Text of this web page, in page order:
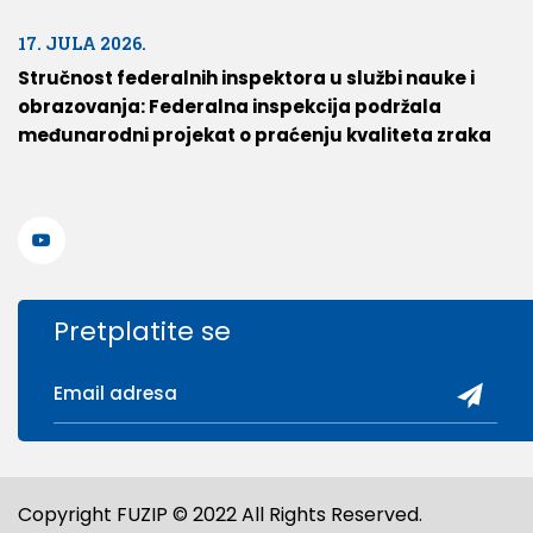
17. JULA 2026.
Stručnost federalnih inspektora u službi nauke i
obrazovanja: Federalna inspekcija podržala
međunarodni projekat o praćenju kvaliteta zraka
Pretplatite se
Copyright FUZIP © 2022 All Rights Reserved.